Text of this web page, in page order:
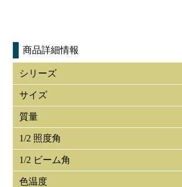
商品詳細情報
シリーズ
サイズ
質量
1/2 照度角
1/2 ビーム角
色温度